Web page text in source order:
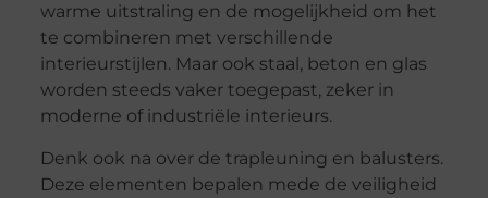
warme uitstraling en de mogelijkheid om het
te combineren met verschillende
interieurstijlen. Maar ook staal, beton en glas
worden steeds vaker toegepast, zeker in
moderne of industriële interieurs.
Denk ook na over de trapleuning en balusters.
Deze elementen bepalen mede de veiligheid